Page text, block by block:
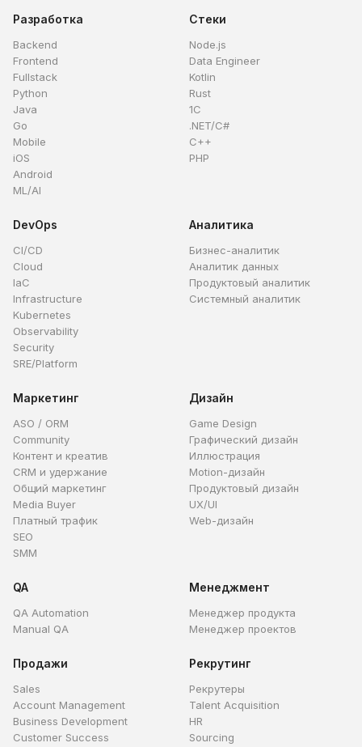
Разработка
Backend
Frontend
Fullstack
Python
Java
Go
Mobile
iOS
Android
ML/AI
Стеки
Node.js
Data Engineer
Kotlin
Rust
1C
.NET/C#
C++
PHP
DevOps
CI/CD
Cloud
IaC
Infrastructure
Kubernetes
Observability
Security
SRE/Platform
Аналитика
Бизнес-аналитик
Аналитик данных
Продуктовый аналитик
Системный аналитик
Маркетинг
ASO / ORM
Community
Контент и креатив
CRM и удержание
Общий маркетинг
Media Buyer
Платный трафик
SEO
SMM
Дизайн
Game Design
Графический дизайн
Иллюстрация
Motion-дизайн
Продуктовый дизайн
UX/UI
Web-дизайн
QA
QA Automation
Manual QA
Менеджмент
Менеджер продукта
Менеджер проектов
Продажи
Sales
Account Management
Business Development
Customer Success
Рекрутинг
Рекрутеры
Talent Acquisition
HR
Sourcing